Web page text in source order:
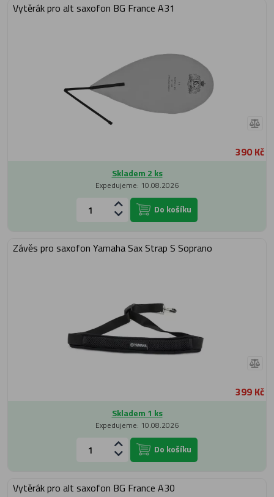
Vytěrák pro alt saxofon BG France A31
390 Kč
Skladem 2 ks
Expedujeme: 10.08.2026
Do košíku
Závěs pro saxofon Yamaha Sax Strap S Soprano
399 Kč
Skladem 1 ks
Expedujeme: 10.08.2026
Do košíku
Vytěrák pro alt saxofon BG France A30